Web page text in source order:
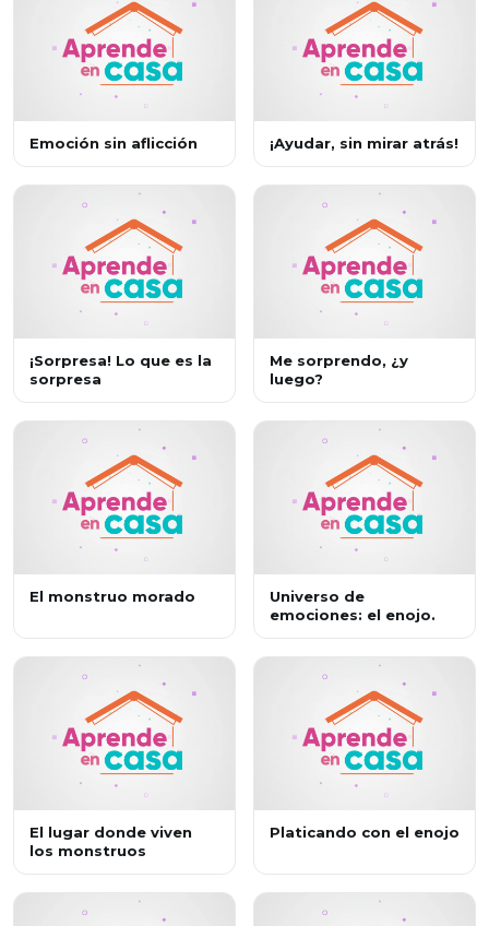
Emoción sin aflicción ¡Ayudar, sin mirar atrás!
¡Sorpresa! Lo que es la
sorpresa
Me sorprendo, ¿y
luego?
El monstruo morado
Universo de
emociones: el enojo.
El lugar donde viven
los monstruos
Platicando con el enojo